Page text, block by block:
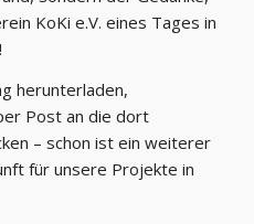
KoKi e.V. eines Tages in
herunterladen,
Post an die dort
– schon ist ein weiterer
für unsere Projekte in